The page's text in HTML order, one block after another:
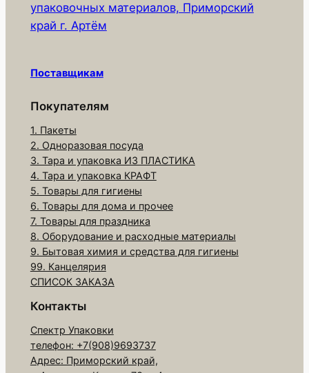
т
о
р
а
С
О
M
U
F
4
д
л
я
-
х
м
а
упаковочных материалов, Приморский
край г. Артём
Поставщикам
Покупателям
1. Пакеты
2. Одноразовая посуда
3. Тара и упаковка ИЗ ПЛАСТИКА
4. Тара и упаковка КРАФТ
5. Товары для гигиены
6. Товары для дома и прочее
7. Товары для праздника
8. Оборудование и расходные материалы
9. Бытовая химия и средства для гигиены
99. Канцелярия
СПИСОК ЗАКАЗА
Контакты
Спектр Упаковки
телефон: +7(908)9693737
Адрес: Приморский край,